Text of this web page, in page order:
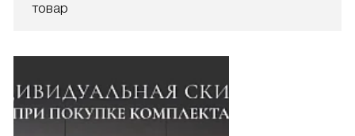
товар